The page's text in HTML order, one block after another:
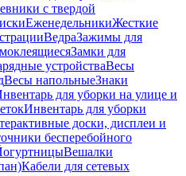
с твердой
ЕженедельникиЖесткие
ВедраЗажимы для
Замки для
устройстваВесы
Весы напольныеЗнаки
для уборки на улице и
Инвентарь для уборки
доски, дисплеи и
бесперебойного
Вешалки
Кабели для сетевых